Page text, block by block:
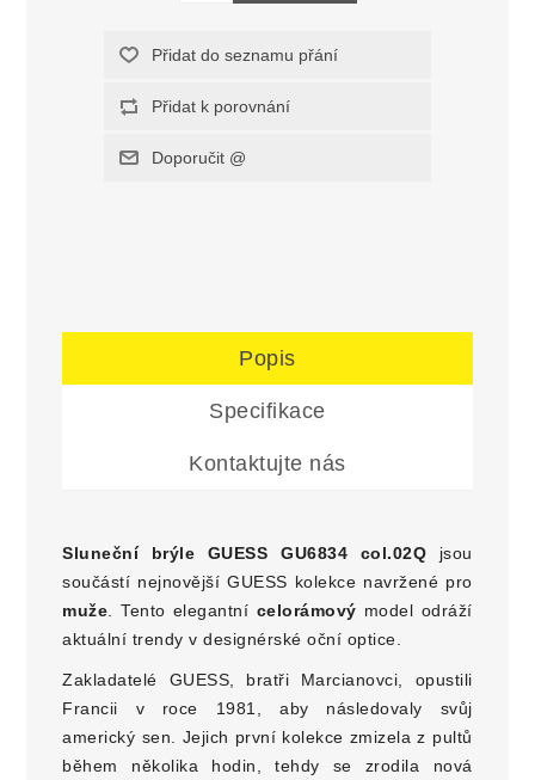
Popis
Specifikace
Kontaktujte nás
Sluneční brýle GUESS GU6834 col.02Q jsou
součástí nejnovější GUESS kolekce navržené pro
muže . Tento elegantní celorámový model odráží
aktuální trendy v designérské oční optice.
Zakladatelé GUESS, bratři Marcianovci, opustili
Francii v roce 1981, aby následovaly svůj
americký sen. Jejich první kolekce zmizela z pultů
během několika hodin, tehdy se zrodila nová